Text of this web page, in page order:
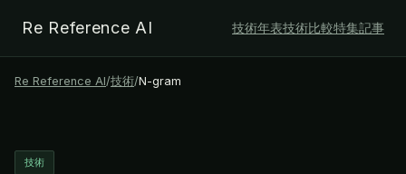
Re Reference AI 技術年表技術比較特集記事
Re Reference AI/技術/N-gram
技術